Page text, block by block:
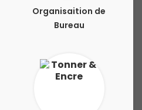
Organisaition de
Bureau